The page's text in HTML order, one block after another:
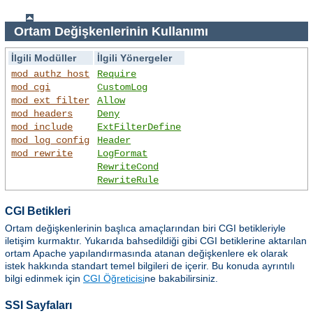
Ortam Değişkenlerinin Kullanımı
İlgili Modüller
İlgili Yönergeler
mod_authz_host
mod_cgi
mod_ext_filter
mod_headers
mod_include
mod_log_config
mod_rewrite
Require
CustomLog
Allow
Deny
ExtFilterDefine
Header
LogFormat
RewriteCond
RewriteRule
CGI Betikleri
Ortam değişkenlerinin başlıca amaçlarından biri CGI betikleriyle
iletişim kurmaktır. Yukarıda bahsedildiği gibi CGI betiklerine aktarılan
ortam Apache yapılandırmasında atanan değişkenlere ek olarak
istek hakkında standart temel bilgileri de içerir. Bu konuda ayrıntılı
bilgi edinmek için CGI Öğreticisine bakabilirsiniz.
SSI Sayfaları